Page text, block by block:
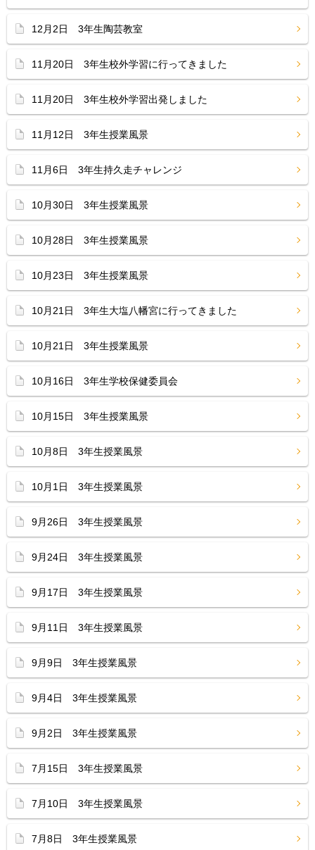
12月2日 3年生陶芸教室
11月20日 3年生校外学習に行ってきました
11月20日 3年生校外学習出発しました
11月12日 3年生授業風景
11月6日 3年生持久走チャレンジ
10月30日 3年生授業風景
10月28日 3年生授業風景
10月23日 3年生授業風景
10月21日 3年生大塩八幡宮に行ってきました
10月21日 3年生授業風景
10月16日 3年生学校保健委員会
10月15日 3年生授業風景
10月8日 3年生授業風景
10月1日 3年生授業風景
9月26日 3年生授業風景
9月24日 3年生授業風景
9月17日 3年生授業風景
9月11日 3年生授業風景
9月9日 3年生授業風景
9月4日 3年生授業風景
9月2日 3年生授業風景
7月15日 3年生授業風景
7月10日 3年生授業風景
7月8日 3年生授業風景